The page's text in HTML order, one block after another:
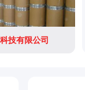
技有限公司